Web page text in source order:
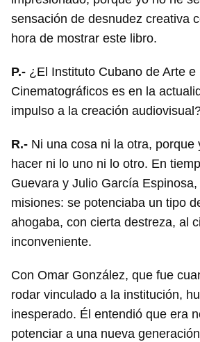
sensación de desnudez creativa
hora de mostrar este libro.
P.- ¿El Instituto Cubano de Arte e
Cinematográficos es en la
impulso a la creación
R.- Ni una cosa ni la otra, porque
hacer ni lo uno ni lo otro. En
Guevara y Julio García
misiones: se potenciaba un tipo
ahogaba, con cierta destreza, al
inconveniente.
Con Omar González, que fue
rodar vinculado a la institución,
inesperado. Él entendió que era
potenciar a una nueva